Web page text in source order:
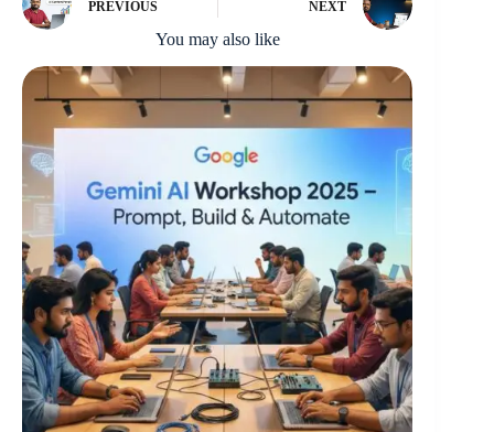
PREVIOUS NEXT
You may also like